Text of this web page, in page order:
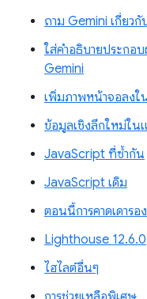
ถาม Gemini เกี่ยว
ใส่คำอธิบายประกอ
Gemini
เพิ่มภาพหน้าจอลง
ข้อมูลเชิงลึกใหม่ใน
JavaScript ที่ซ้ำกัน
JavaScript เดิม
ตอนนี้การคาดเดาร
Lighthouse 12.6.0
ไฮไลต์อื่นๆ